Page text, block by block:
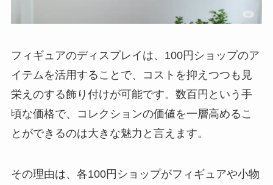
フィギュアのディスプレイは、100円ショップのア
イテムを活用することで、コストを抑えつつも見
栄えのする飾り付けが可能です。数百円という手
頃な価格で、コレクションの価値を一層高めるこ
とができるのは大きな魅力と言えます。
その理由は、各100円ショップがフィギュアや小物